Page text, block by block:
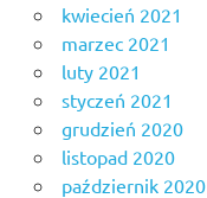
kwiecień 2021
marzec 2021
luty 2021
styczeń 2021
grudzień 2020
listopad 2020
październik 2020